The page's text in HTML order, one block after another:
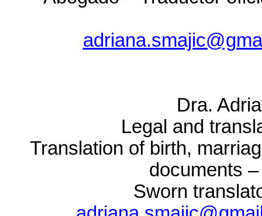
Dra.
Legal and
Translation of birth,
documents
Sworn